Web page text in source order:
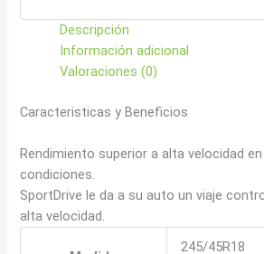
Descripción
Información adicional
Valoraciones (0)
Caracteristicas y Beneficios
Rendimiento superior a alta velocidad
condiciones.
SportDrive le da a su auto un viaje
alta velocidad.
245/45R18